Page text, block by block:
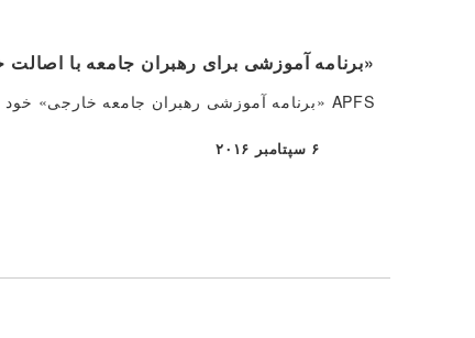
«برنامه آموزشی برای رهبران جامعه با
APFS «برنامه آموزشی رهبران جامعه خارجی» خود را روز شنبه، ۳ سپتامبر ۲۰۱۶ آغاز کرد. […]
منتشر شده
۶ سپتامبر ۲۰۱۶